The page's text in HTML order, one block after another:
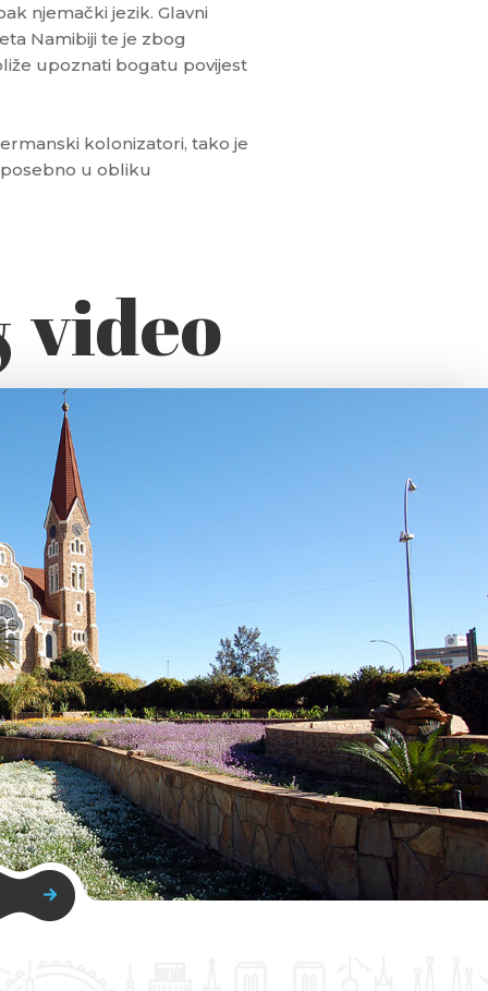
njemački jezik. Glavni
Namibiji te je zbog
upoznati bogatu povijest
kolonizatori, tako je
u obliku
video